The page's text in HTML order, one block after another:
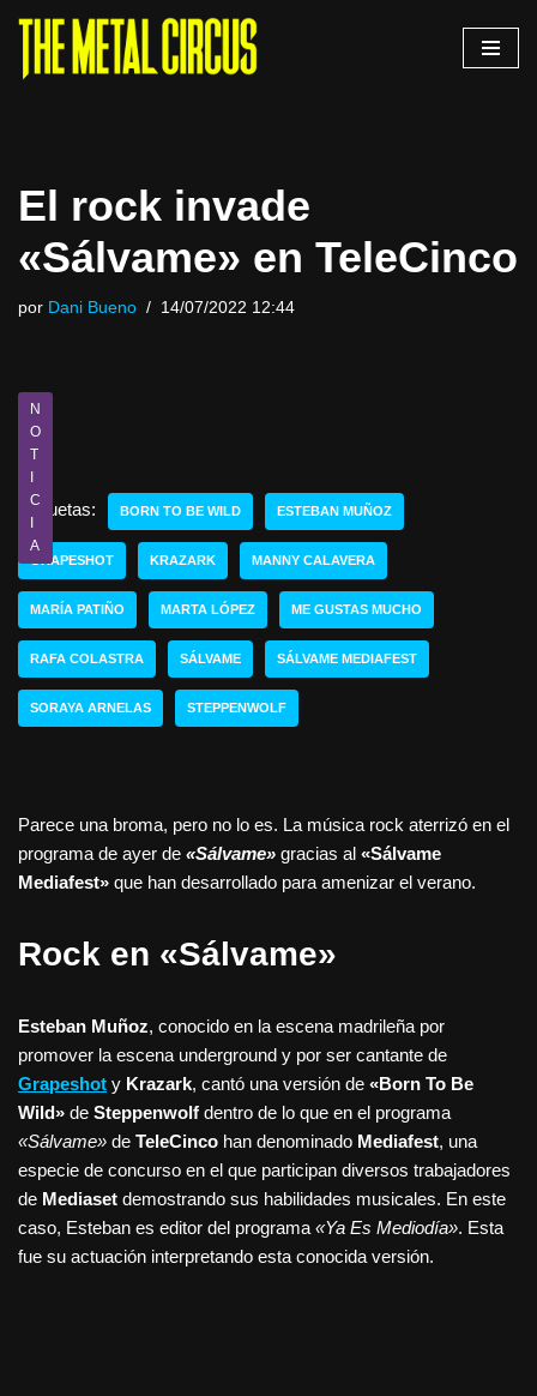
Saltar
El rock invade
«Sálvame» en TeleCinco
por Dani Bueno 14/07/2022 12:44
N
O
T
I
C
I
A
Etiquetas: BORN TO BE WILD ESTEBAN MUÑOZ
GRAPESHOT KRAZARK MANNY CALAVERA
MARÍA PATIÑO MARTA LÓPEZ ME GUSTAS MUCHO
RAFA COLASTRA SÁLVAME SÁLVAME MEDIAFEST
SORAYA ARNELAS STEPPENWOLF
Parece una broma, pero no lo es. La música rock aterrizó en el
programa de ayer de «Sálvame» gracias al «Sálvame
Mediafest» que han desarrollado para amenizar el verano.
Rock en «Sálvame»
Esteban Muñoz, conocido en la escena madrileña por
promover la escena underground y por ser cantante de
Grapeshot y Krazark, cantó una versión de «Born To Be
Wild» de Steppenwolf dentro de lo que en el programa
«Sálvame» de TeleCinco han denominado Mediafest, una
especie de concurso en el que participan diversos trabajadores
de Mediaset demostrando sus habilidades musicales. En este
caso, Esteban es editor del programa «Ya Es Mediodía». Esta
fue su actuación interpretando esta conocida versión.